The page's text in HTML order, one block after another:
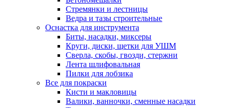
Стремянки и лестницы
Ведра и тазы строительные
Оснастка для инструмента
Биты, насадки, миксеры
Круги, диски, щетки для УШМ
Сверла, скобы, гвозди, стержни
Лента шлифовальная
Пилки для лобзика
Все для покраски
Кисти и макловицы
Валики, ванночки, сменные насадки